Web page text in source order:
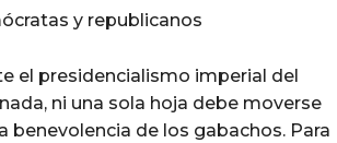
y republicanos
el presidencialismo imperial del
ni una sola hoja debe moverse
benevolencia de los gabachos. Para